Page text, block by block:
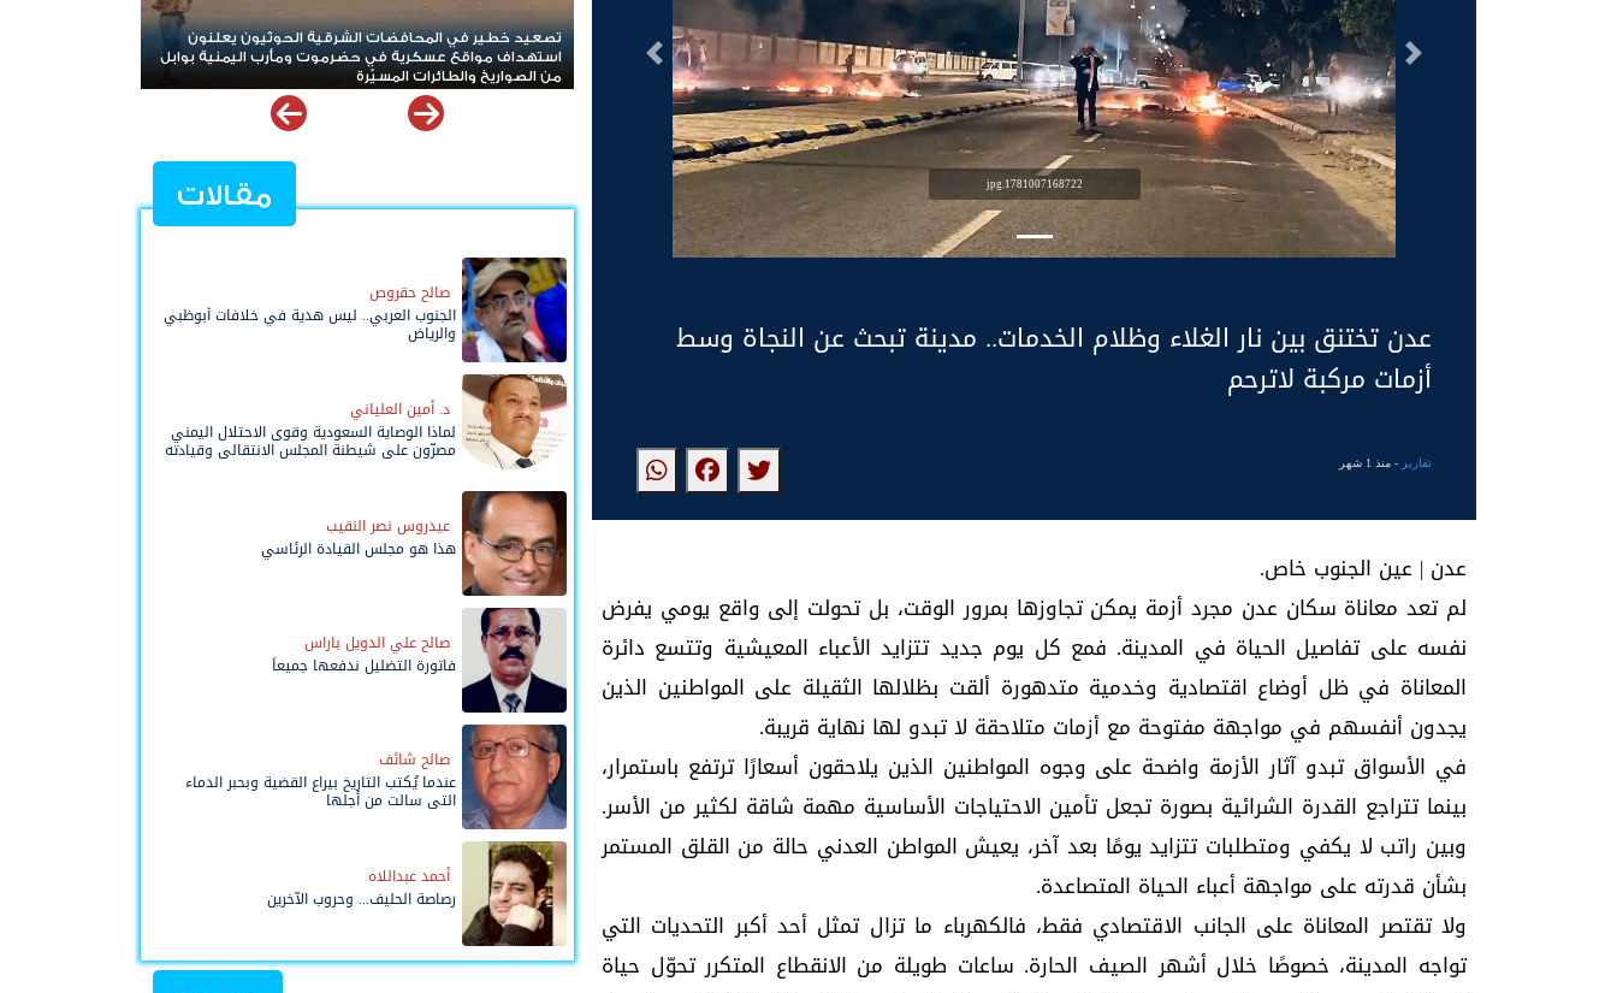
1781007168722.jpg
التالى السابق
عدن تختنق بين نار الغلاء وظلام الخدمات.. مدينة تبحث عن النجاة وسط
أزمات مركبة لاترحم
تقارير - منذ 1 شهر
عدن | عين الجنوب خاص.
لم تعد معاناة سكان عدن مجرد أزمة يمكن تجاوزها بمرور الوقت، بل تحولت إلى واقع يومي يفرض
نفسه على تفاصيل الحياة في المدينة. فمع كل يوم جديد تتزايد الأعباء المعيشية وتتسع دائرة
المعاناة في ظل أوضاع اقتصادية وخدمية متدهورة ألقت بظلالها الثقيلة على المواطنين الذين
يجدون أنفسهم في مواجهة مفتوحة مع أزمات متلاحقة لا تبدو لها نهاية قريبة.
في الأسواق تبدو آثار الأزمة واضحة على وجوه المواطنين الذين يلاحقون أسعارًا ترتفع باستمرار،
بينما تتراجع القدرة الشرائية بصورة تجعل تأمين الاحتياجات الأساسية مهمة شاقة لكثير من الأسر.
وبين راتب لا يكفي ومتطلبات تتزايد يومًا بعد آخر، يعيش المواطن العدني حالة من القلق المستمر
بشأن قدرته على مواجهة أعباء الحياة المتصاعدة.
ولا تقتصر المعاناة على الجانب الاقتصادي فقط، فالكهرباء ما تزال تمثل أحد أكبر التحديات التي
تواجه المدينة، خصوصًا خلال أشهر الصيف الحارة. ساعات طويلة من الانقطاع المتكرر تحوّل حياة
تصعيد خطير في المحافضات الشرقية الحوثيون يعلنون
استهداف مواقع عسكرية في حضرموت ومأرب اليمنية بوابل
من الصواريخ والطائرات المسيّرة
استنزاف غير مسبوق.. حرب إيران تلتهم معظم مخزون
صواريخ "ثاد" الأمريكية وتدق ناقوس الخطر داخل البنتاغون
مقالات
صالح حقروص
الجنوب العربي.. ليس هدية في خلافات أبوظبي
والرياض
د. أمين العلياني
لماذا الوصاية السعودية وقوى الاحتلال اليمني
مصرّون على شيطنة المجلس الانتقالي وقيادته
عيدروس نصر النقيب
هذا هو مجلس القيادة الرئاسي
صالح علي الدويل باراس
فاتورة التضليل ندفعها جميعاً
صالح شائف
عندما يُكتب التاريخ بيراع القضية وبحبر الدماء
التي سالت من أجلها
أحمد عبداللاه
رصاصة الحليف... وحروب الآخرين